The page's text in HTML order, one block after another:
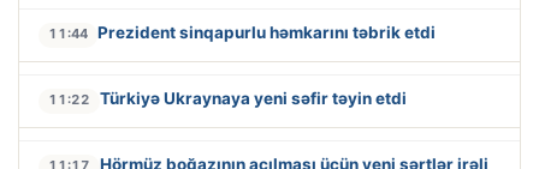
11:44 Prezident sinqapurlu həmkarını təbrik etdi
11:22 Türkiyə Ukraynaya yeni səfir təyin etdi
11:17
Hörmüz boğazının açılması üçün yeni şərtlər irəli